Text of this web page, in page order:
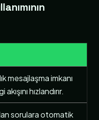
mesajlaşma imkanı
hızlandırır.
sorulara otomatik